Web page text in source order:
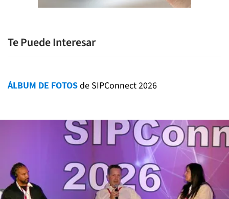
Te Puede Interesar
ÁLBUM DE FOTOSde SIPConnect 2026